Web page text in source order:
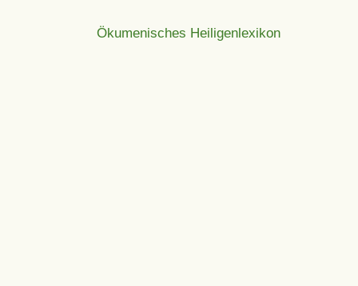
Ökumenisches Heiligenlexikon